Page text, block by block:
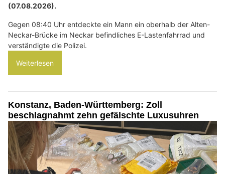
(07.08.2026).
Gegen 08:40 Uhr entdeckte ein Mann ein oberhalb der Alten-
Neckar-Brücke im Neckar befindliches E-Lastenfahrrad und
verständigte die Polizei.
Weiterlesen
Konstanz, Baden-Württemberg: Zoll
beschlagnahmt zehn gefälschte Luxusuhren